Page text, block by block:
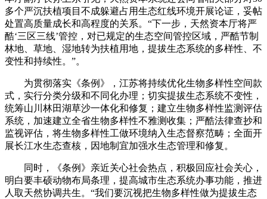
多个严沉扶植项目不成躲避占用生态红线环境开展论证，妥帖
处置高质量成长和高程度的关系。“下一步，天然资本厅将严
酷‘三区三线’管控，对已规定的生态空间管控区域，严酷节制
林地、草地、湿地转为扶植用地，提拔生态系统的多样性、不
变性和持续性。”。
为贯彻落实《条例》，江苏将持续优化生物多样性空间款
式，实行分类分级和不同化办理；切实提拔生态系统不变性，
统筹山川林田湖草沙一体化和修复；建立生物多样性监测评估
系统，加速建立全省生物多样性不雅测收集；严酷法律查抄和
监视评估，将生物多样性工做环境纳入生态督察范畴；全面开
展长江水生态查核，因地制宜加强水生态管理和修复。
同时，《条例》亲近关心社会热点，积极回应社会关心，
明白要丰硕动物布局条理，提高城市生态系统办事功能，推进
人取天然协调共生。“我们要沉视把生物多样性做为提拔生态